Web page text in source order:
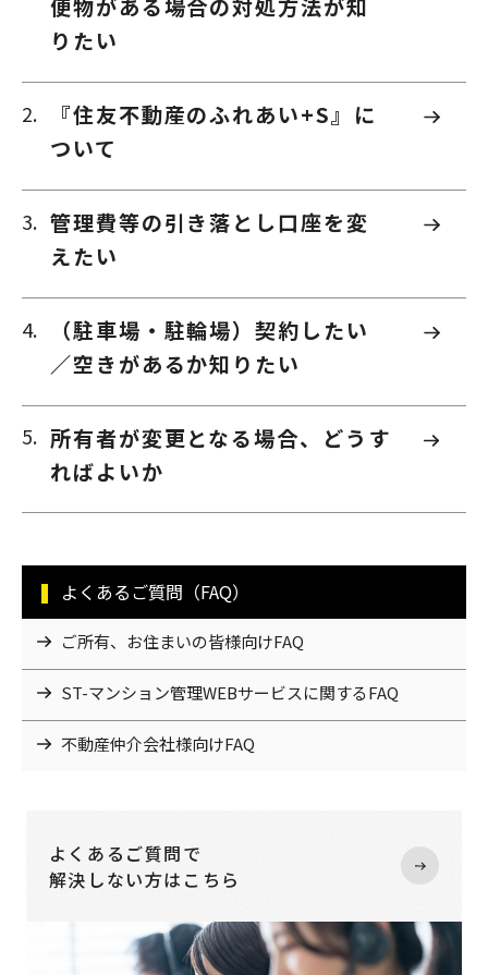
よくあるご質問（FAQ）
ご所有、お住まいの皆様向けFAQ
ST-マンション管理WEBサービスに関するFAQ
不動産仲介会社様向けFAQ
便物がある場合の対処方法が知
りたい
『住友不動産のふれあい+S』に
ついて
管理費等の引き落とし口座を変
えたい
（駐車場・駐輪場）契約したい
／空きがあるか知りたい
所有者が変更となる場合、どうす
ればよいか
よくあるご質問で
解決しない方はこちら